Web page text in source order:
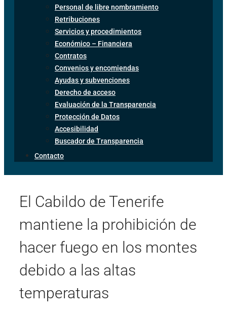
Personal de libre nombramiento
Retribuciones
Servicios y procedimientos
Económico – Financiera
Contratos
Convenios y encomiendas
Ayudas y subvenciones
Derecho de acceso
Evaluación de la Transparencia
Protección de Datos
Accesibilidad
Buscador de Transparencia
Contacto
El Cabildo de Tenerife
mantiene la prohibición de
hacer fuego en los montes
debido a las altas
temperaturas